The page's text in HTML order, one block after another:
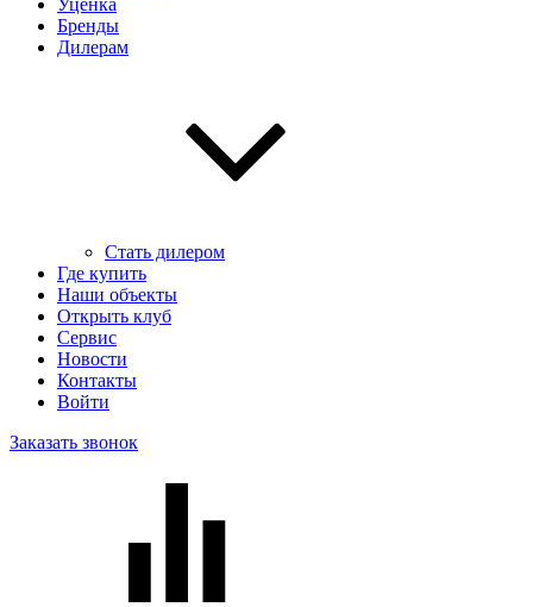
Уценка
Бренды
Дилерам
Стать дилером
Где купить
Наши объекты
Открыть клуб
Сервис
Новости
Контакты
Войти
Заказать звонок